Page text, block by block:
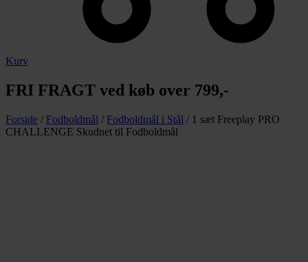
Kurv
FRI FRAGT ved køb over 799,-
Forside / Fodboldmål / Fodboldmål i Stål / 1 sæt Freeplay PRO
CHALLENGE Skudnet til Fodboldmål